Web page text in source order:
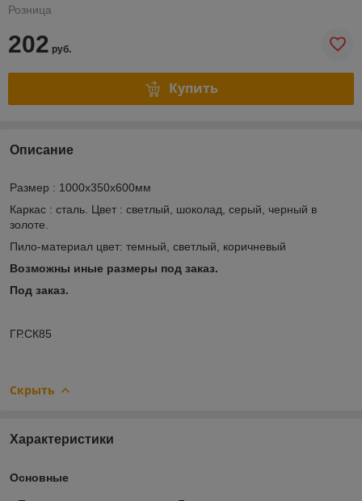
Розница
202 руб.
Купить
Описание
Размер : 1000х350х600мм
Каркас : сталь. Цвет : светлый, шоколад, серый, черный в
золоте.
Пило-материал цвет: темный, светлый, коричневый
Возможны иные размеры под заказ.
Под заказ.
ГР.СК85
Скрыть
Характеристики
Основные